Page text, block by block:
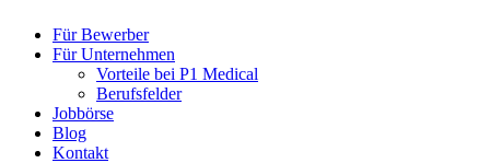
Für Bewerber
Für Unternehmen
Vorteile bei P1 Medical
Berufsfelder
Jobbörse
Blog
Kontakt